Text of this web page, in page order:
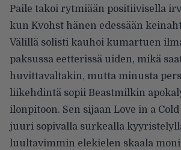
Paile takoi rytmiään positiivisella
kun Kvohst hänen edessään
Välillä solisti kauhoi kumartuen
paksussa eetterissä uiden, mikä
huvittavaltakin, mutta minusta
liikehdintä sopii Beastmilkin
ilonpitoon. Sen sijaan Love in a
juuri sopivalla surkealla
luultavimmin elekielen skaala